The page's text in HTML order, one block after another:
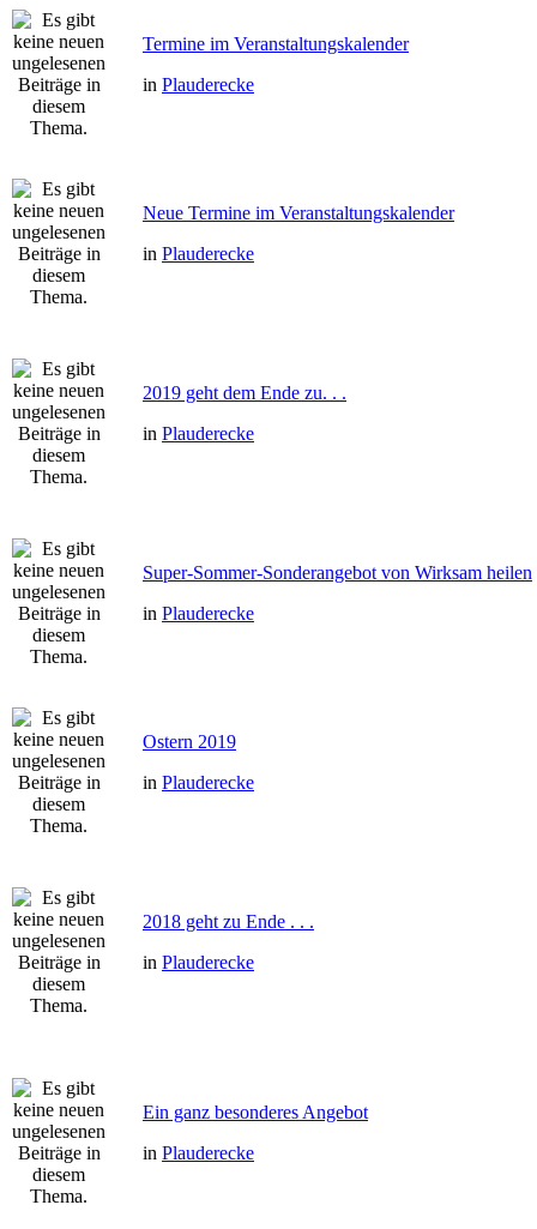
Termine im Veranstaltungskalender
in Plauderecke
Neue Termine im Veranstaltungskalender
in Plauderecke
2019 geht dem Ende zu. . .
in Plauderecke
Super-Sommer-Sonderangebot von Wirksam heilen
in Plauderecke
Ostern 2019
in Plauderecke
2018 geht zu Ende . . .
in Plauderecke
Ein ganz besonderes Angebot
in Plauderecke